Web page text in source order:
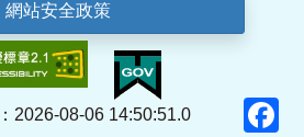
網站安全政策
2026-08-06 14:50:51.0